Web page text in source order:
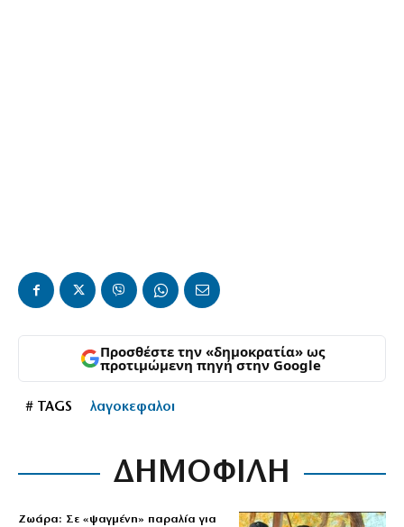
Προσθέστε την «δημοκρατία» ως
προτιμώμενη πηγή στην Google
# TAGS λαγοκεφαλοι
ΔΗΜΟΦΙΛΗ
Ζωάρα: Σε «ψαγμένη» παραλία για